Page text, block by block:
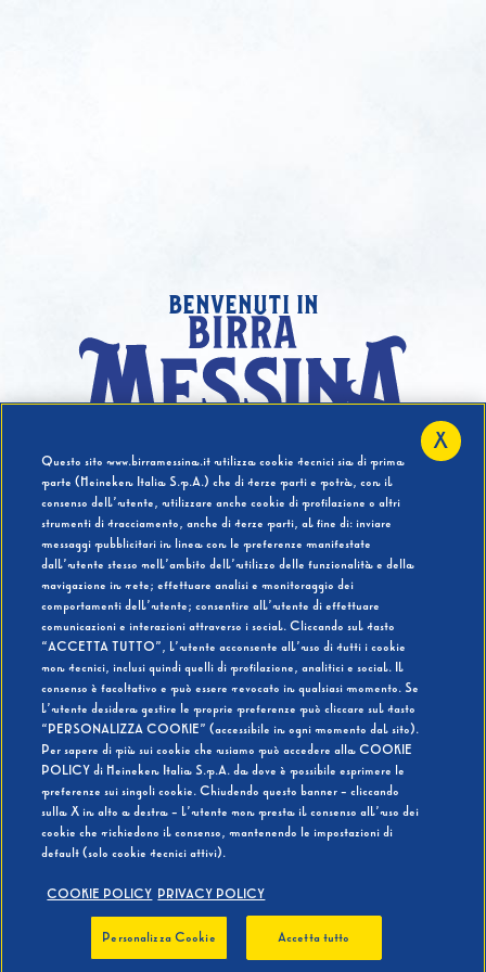
benvenuti in
Hai compiuto 18 Anni?
SI NO
BEVI RESPONSABILMENTE
Questo sito www.birramessina.it utilizza cookie tecnici sia di prima
parte (Heineken Italia S.p.A.) che di terze parti e potrà, con il
consenso dell’utente, utilizzare anche cookie di profilazione o altri
strumenti di tracciamento, anche di terze parti, al fine di: inviare
messaggi pubblicitari in linea con le preferenze manifestate
dall’utente stesso nell’ambito dell’utilizzo delle funzionalità e della
navigazione in rete; effettuare analisi e monitoraggio dei
comportamenti dell’utente; consentire all’utente di effettuare
comunicazioni e interazioni attraverso i social. Cliccando sul tasto
“ACCETTA TUTTO”, l’utente acconsente all’uso di tutti i cookie
non tecnici, inclusi quindi quelli di profilazione, analitici e social. Il
consenso è facoltativo e può essere revocato in qualsiasi momento. Se
l’utente desidera gestire le proprie preferenze può cliccare sul tasto
“PERSONALIZZA COOKIE” (accessibile in ogni momento dal sito).
Per sapere di più sui cookie che usiamo può accedere alla COOKIE
POLICY di Heineken Italia S.p.A. da dove è possibile esprimere le
preferenze sui singoli cookie. Chiudendo questo banner - cliccando
sulla X in alto a destra - l’utente non presta il consenso all’uso dei
cookie che richiedono il consenso, mantenendo le impostazioni di
default (solo cookie tecnici attivi).
COOKIE POLICY PRIVACY POLICY
Personalizza Cookie Accetta tutto
X